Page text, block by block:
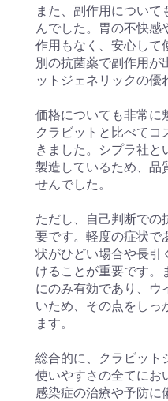
また、副作用につい
んでした。胃の不快感
作用もなく、安心して
別の抗菌薬で副作用が
ットジェネリックの優
価格についても非常に
クラビットと比べてコ
きました。シプラ社と
製造しているため、品
せんでした。
ただし、自己判断での
要です。軽度の症状で
状がひどい場合や長引
けることが重要です。
にのみ有効であり、ウ
いため、その点をしっ
ます。
総合的に、クラビット
使いやすさの全てにお
感染症の治療や予防に